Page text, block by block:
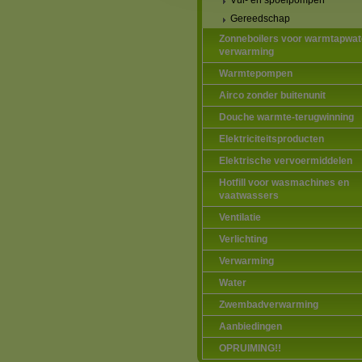
Gereedschap
Zonneboilers voor
verwarming
Warmtepompen
Airco zonder buitenunit
Douche warmte-terugwinning
Elektriciteitsproducten
Elektrische vervoermiddelen
Hotfill voor wasmachines en
vaatwassers
Ventilatie
Verlichting
Verwarming
Water
Zwembadverwarming
Aanbiedingen
OPRUIMING!!